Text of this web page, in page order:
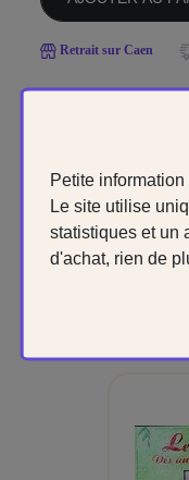
Petite
Le site utilise
statistiques et un
d'achat, rien de
Retrait sur Caen
CES
VOUS